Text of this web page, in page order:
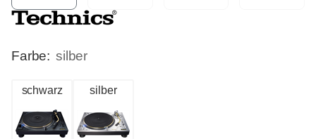
Farbe: silber
schwarz silber